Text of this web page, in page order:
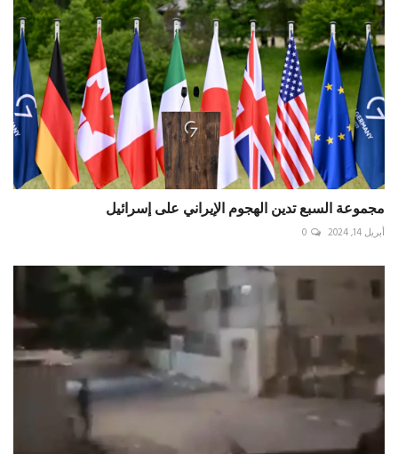
مجموعة السبع تدين الهجوم الإيراني على إسرائيل
أبريل 14, 2024 0